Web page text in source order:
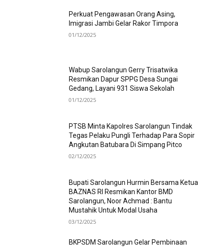
Perkuat Pengawasan Orang Asing,
Imigrasi Jambi Gelar Rakor Timpora
01/12/2025
Wabup Sarolangun Gerry Trisatwika
Resmikan Dapur SPPG Desa Sungai
Gedang, Layani 931 Siswa Sekolah
01/12/2025
PTSB Minta Kapolres Sarolangun Tindak
Tegas Pelaku Pungli Terhadap Para Sopir
Angkutan Batubara Di Simpang Pitco
02/12/2025
Bupati Sarolangun Hurmin Bersama Ketua
BAZNAS RI Resmikan Kantor BMD
Sarolangun, Noor Achmad : Bantu
Mustahik Untuk Modal Usaha
03/12/2025
BKPSDM Sarolangun Gelar Pembinaan